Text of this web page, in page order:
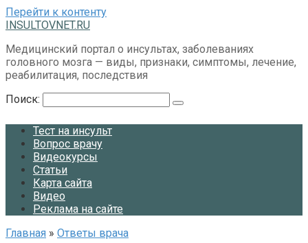
Перейти к контенту
INSULTOVNET.RU
Медицинский портал о инсультах, заболеваниях
головного мозга — виды, признаки, симптомы, лечение,
реабилитация, последствия
Поиск:
Тест на инсульт
Вопрос врачу
Видеокурсы
Статьи
Карта сайта
Видео
Реклама на сайте
Главная » Ответы врача